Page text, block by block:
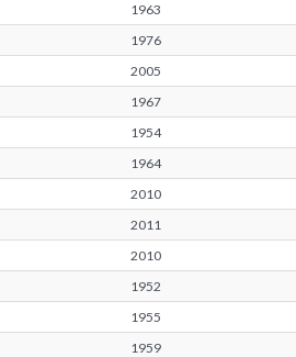
1963
1976
2005
1967
1954
1964
2010
2011
2010
1952
1955
1959